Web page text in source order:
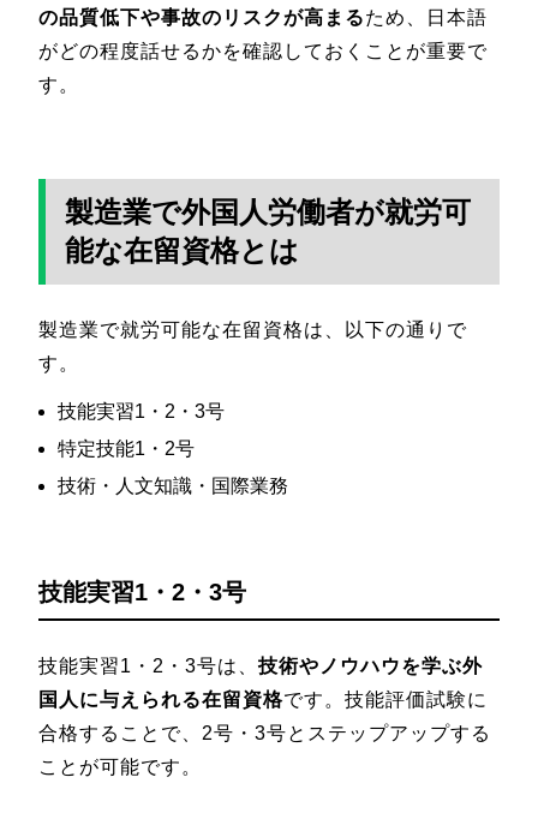
の品質低下や事故のリスクが高まるため、日本語
がどの程度話せるかを確認しておくことが重要で
す。
製造業で外国人労働者が就労可
能な在留資格とは
製造業で就労可能な在留資格は、以下の通りで
す。
技能実習1・2・3号
特定技能1・2号
技術・人文知識・国際業務
技能実習1・2・3号
技能実習1・2・3号は、 技術やノウハウを学ぶ外
国人に与えられる在留資格です。技能評価試験に
合格することで、2号・3号とステップアップする
ことが可能です。